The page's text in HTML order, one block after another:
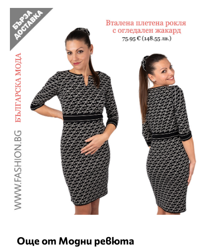
Още от Модни ревюта